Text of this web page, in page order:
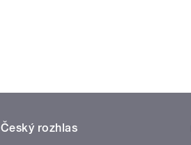
Český rozhlas